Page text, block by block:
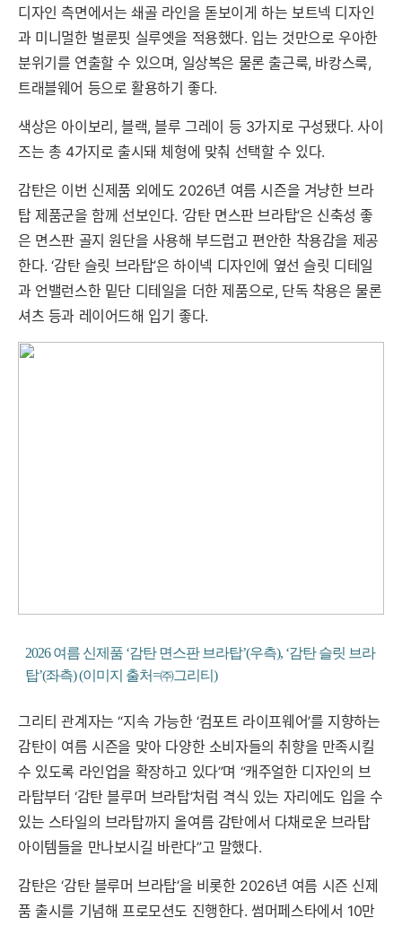
디자인 측면에서는 쇄골 라인을 돋보이게 하는 보트넥 디자인
과 미니멀한 벌룬핏 실루엣을 적용했다. 입는 것만으로 우아한
분위기를 연출할 수 있으며, 일상복은 물론 출근룩, 바캉스룩,
트래블웨어 등으로 활용하기 좋다.
색상은 아이보리, 블랙, 블루 그레이 등 3가지로 구성됐다. 사이
즈는 총 4가지로 출시돼 체형에 맞춰 선택할 수 있다.
감탄은 이번 신제품 외에도 2026년 여름 시즌을 겨냥한 브라
탑 제품군을 함께 선보인다. ‘감탄 면스판 브라탑’은 신축성 좋
은 면스판 골지 원단을 사용해 부드럽고 편안한 착용감을 제공
한다. ‘감탄 슬릿 브라탑’은 하이넥 디자인에 옆선 슬릿 디테일
과 언밸런스한 밑단 디테일을 더한 제품으로, 단독 착용은 물론
셔츠 등과 레이어드해 입기 좋다.
2026 여름 신제품 ‘감탄 면스판 브라탑’(우측), ‘감탄 슬릿 브라
탑’(좌측) (이미지 출처=㈜그리티)
그리티 관계자는 “지속 가능한 ‘컴포트 라이프웨어’를 지향하는
감탄이 여름 시즌을 맞아 다양한 소비자들의 취향을 만족시킬
수 있도록 라인업을 확장하고 있다”며 “캐주얼한 디자인의 브
라탑부터 ‘감탄 블루머 브라탑’처럼 격식 있는 자리에도 입을 수
있는 스타일의 브라탑까지 올여름 감탄에서 다채로운 브라탑
아이템들을 만나보시길 바란다”고 말했다.
감탄은 ‘감탄 블루머 브라탑’을 비롯한 2026년 여름 시즌 신제
품 출시를 기념해 프로모션도 진행한다. 썸머페스타에서 10만